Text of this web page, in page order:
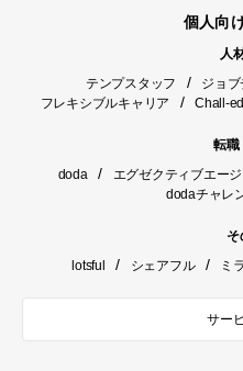
個人向
人
テンプスタッフ
/ ジョ
フレキシブルキャリア / Chall-
転職
doda
/ エグゼクティブエー
dodaチャレ
そ
lotsful
/ シェアフル / ミ
サー